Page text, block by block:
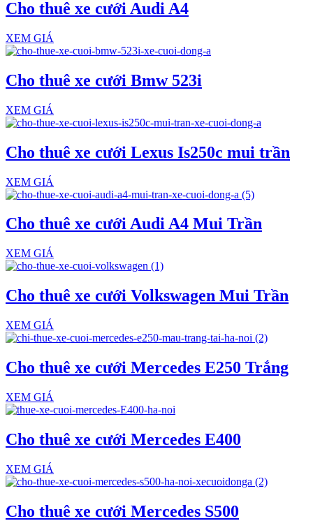
Cho thuê xe cưới Audi A4
XEM GIÁ
Cho thuê xe cưới Bmw 523i
XEM GIÁ
Cho thuê xe cưới Lexus Is250c mui trần
XEM GIÁ
Cho thuê xe cưới Audi A4 Mui Trần
XEM GIÁ
Cho thuê xe cưới Volkswagen Mui Trần
XEM GIÁ
Cho thuê xe cưới Mercedes E250 Trắng
XEM GIÁ
Cho thuê xe cưới Mercedes E400
XEM GIÁ
Cho thuê xe cưới Mercedes S500